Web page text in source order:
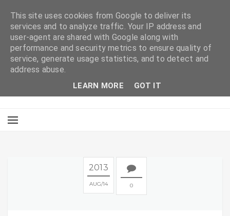
2013
AUG 14 0
This site uses cookies from Google to deliver its
services and to analyze traffic. Your IP address and
user-agent are shared with Google along with
performance and security metrics to ensure quality of
service, generate usage statistics, and to detect and
address abuse.
LEARN MORE GOT IT